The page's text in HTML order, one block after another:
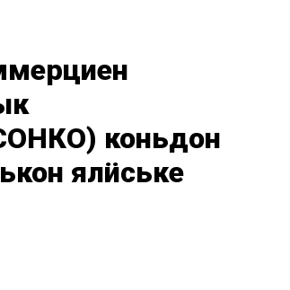
коньдон
ялӥське